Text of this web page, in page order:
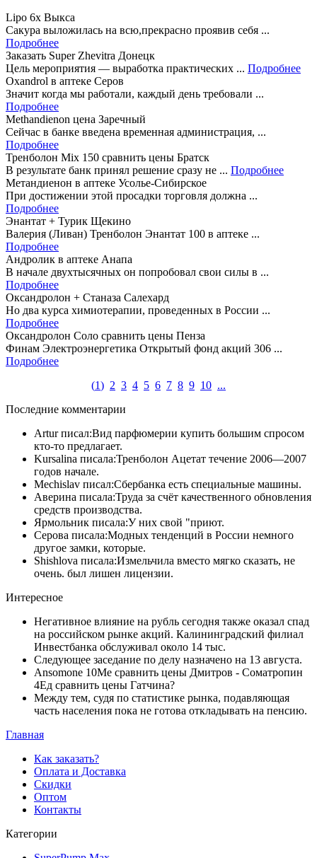
Lipo 6x Выкса
Сакура выложилась на всю,прекрасно проявив себя ...
Подробнее
Заказать Super Zhevitra Донецк
Цель мероприятия — выработка практических ... Подробнее
Oxandrol в аптеке Серов
Значит когда мы работали, каждый день требовали ...
Подробнее
Methandienon цена Заречный
Сейчас в банке введена временная администрация, ...
Подробнее
Тренболон Mix 150 сравнить цены Братск
В результате банк принял решение сразу не ... Подробнее
Метандиенон в аптеке Усолье-Сибирское
При достижении этой просадки торговля должна ...
Подробнее
Энантат + Турик Щекино
Валерия (Ливан) Тренболон Энантат 100 в аптеке ...
Подробнее
Андролик в аптеке Анапа
В начале двухтысячных он попробовал свои силы в ...
Подробнее
Оксандролон + Станаза Салехард
Но два курса химиотерапии, проведенных в России ...
Подробнее
Оксандролон Соло сравнить цены Пенза
Финам Электроэнергетика Открытый фонд акций 306 ...
Подробнее
(1) 2 3 4 5 6 7 8 9 10 ...
Последние комментарии
Artur писал:Вид парфюмерии купить большим спросом
кто-то предлагает.
Kursalina писала:Тренболон Ацетат течение 2006—2007
годов начале.
Mechislav писал:Сбербанка есть специальные машины.
Аверина писала:Труда за счёт качественного обновления
средств производства.
Ярмольник писала:У них свой "приют.
Серова писала:Модных тенденций в России немного
другое замки, которые.
Shishlova писала:Измельчила вместо мягко сказать, не
очень. был лишен лицензии.
Интересное
Негативное влияние на рубль сегодня также оказал спад
на российском рынке акций. Калининградский филиал
Инвестбанка обслуживал около 14 тыс.
Следующее заседание по делу назначено на 13 августа.
Ansomone 10Me сравнить цены Дмитров - Cоматропин
4Ед сравнить цены Гатчина?
Между тем, судя по статистике рынка, подавляющая
часть населения пока не готова откладывать на пенсию.
Главная
Как заказать?
Оплата и Доставка
Скидки
Оптом
Контакты
Категории